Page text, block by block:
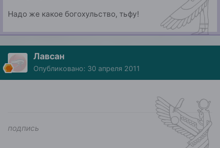
Надо же какое богохульство, тьфу!
Лавсан
Опубликовано: 30 апреля 2011
подпись